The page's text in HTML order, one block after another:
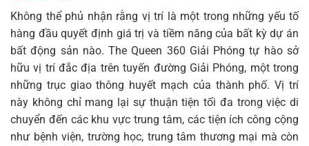
Không thể phủ nhận rằng vị trí là một trong những yếu tố
hàng đầu quyết định giá trị và tiềm năng của bất kỳ dự án
bất động sản nào. The Queen 360 Giải Phóng tự hào sở
hữu vị trí đắc địa trên tuyến đường Giải Phóng, một trong
những trục giao thông huyết mạch của thành phố. Vị trí
này không chỉ mang lại sự thuận tiện tối đa trong việc di
chuyển đến các khu vực trung tâm, các tiện ích công cộng
như bệnh viện, trường học, trung tâm thương mại mà còn